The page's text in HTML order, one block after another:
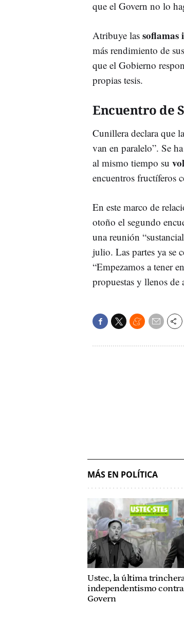
que el Govern no lo
Atribuye las soflamas
más rendimiento de
que el Gobierno
propias tesis.
Encuentro de
Cunillera declara que
van en paralelo”. Se
al mismo tiempo su
encuentros fructíferos
En este marco de
otoño el segundo
una reunión
julio. Las partes ya se
“Empezamos a tener
propuestas y llenos de
MÁS EN POLÍTICA
Ustec, la última
independentismo
Govern